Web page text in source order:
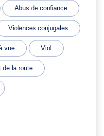
Abus de confiance
Violences conjugales
vue Viol
de la route